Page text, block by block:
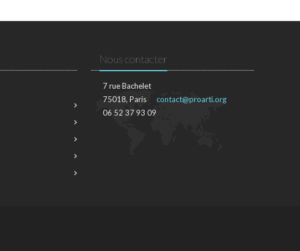
Nous contacter
7 rue Bachelet
75018, Paris
06 52 37 93 09
contact@proarti.org